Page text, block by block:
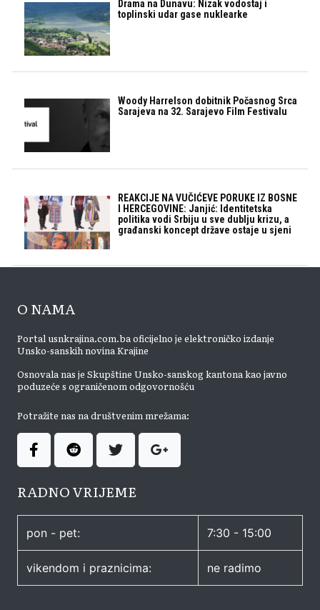
Drama na Dunavu: Nizak vodostaj i
toplinski udar gase nuklearke
Woody Harrelson dobitnik Počasnog Srca
Sarajeva na 32. Sarajevo Film Festivalu
REAKCIJE NA VUČIĆEVE PORUKE IZ BOSNE
I HERCEGOVINE: Janjić: Identitetska
politika vodi Srbiju u sve dublju krizu, a
građanski koncept države ostaje u sjeni
O NAMA
Portal usnkrajina.com.ba oficijelno je elektroničko izdanje
Unsko-sanskih novina Krajine
Osnovala nas je Skupštine Unsko-sanskog kantona kao javno
poduzeće s ograničenom odgovornošću
Potražite nas na društvenim mrežama:
RADNO VRIJEME
pon - pet: 7:30 - 15:00
vikendom i praznicima: ne radimo